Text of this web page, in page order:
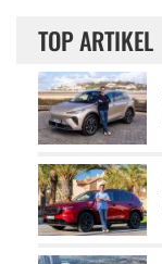
TOP ARTIKEL